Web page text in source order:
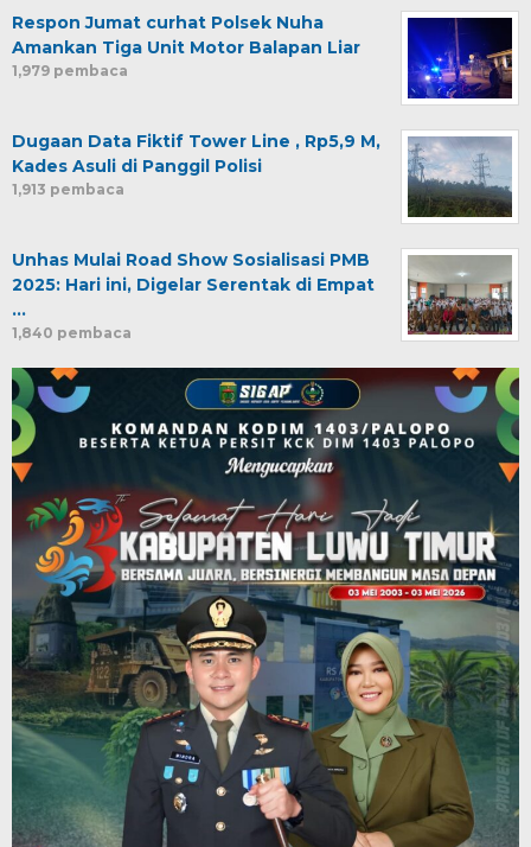
Respon Jumat curhat Polsek Nuha
Amankan Tiga Unit Motor Balapan Liar
1,979 pembaca
Dugaan Data Fiktif Tower Line , Rp5,9 M,
Kades Asuli di Panggil Polisi
1,913 pembaca
Unhas Mulai Road Show Sosialisasi PMB
2025: Hari ini, Digelar Serentak di Empat
…
1,840 pembaca